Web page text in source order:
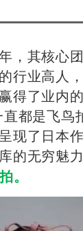
，其核心
行业高人
得了业内
都是飞鸟
现了日本
的无穷魅力
。